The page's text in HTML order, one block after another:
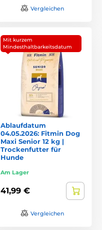
Vergleichen
Mit kurzem
Mindesthaltbarkeitsdatum
Ablaufdatum
04.05.2026: Fitmin Dog
Maxi Senior 12 kg |
Trockenfutter für
Hunde
Am Lager
41,99 €
Vergleichen